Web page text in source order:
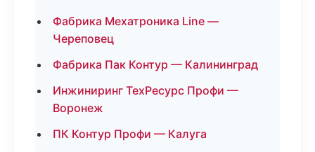
Фабрика Мехатроника Line —
Череповец
Фабрика Пак Контур — Калининград
Инжиниринг ТехРесурс Профи —
Воронеж
ПК Контур Профи — Калуга